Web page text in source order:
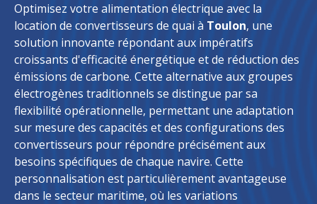
Optimisez votre alimentation électrique avec la
location de convertisseurs de quai à Toulon, une
solution innovante répondant aux impératifs
croissants d'efficacité énergétique et de réduction des
émissions de carbone. Cette alternative aux groupes
électrogènes traditionnels se distingue par sa
flexibilité opérationnelle, permettant une adaptation
sur mesure des capacités et des configurations des
convertisseurs pour répondre précisément aux
besoins spécifiques de chaque navire. Cette
personnalisation est particulièrement avantageuse
dans le secteur maritime, où les variations